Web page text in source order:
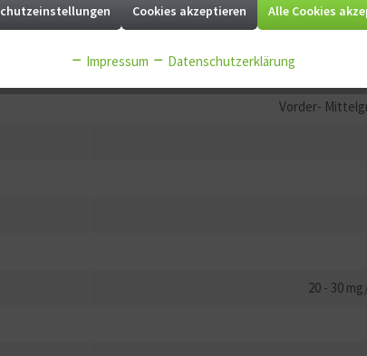
südöstliche
Vorder-
20 - 30
Cookies akzeptieren Alle Cookies
Impressum Datenschutzerklärung